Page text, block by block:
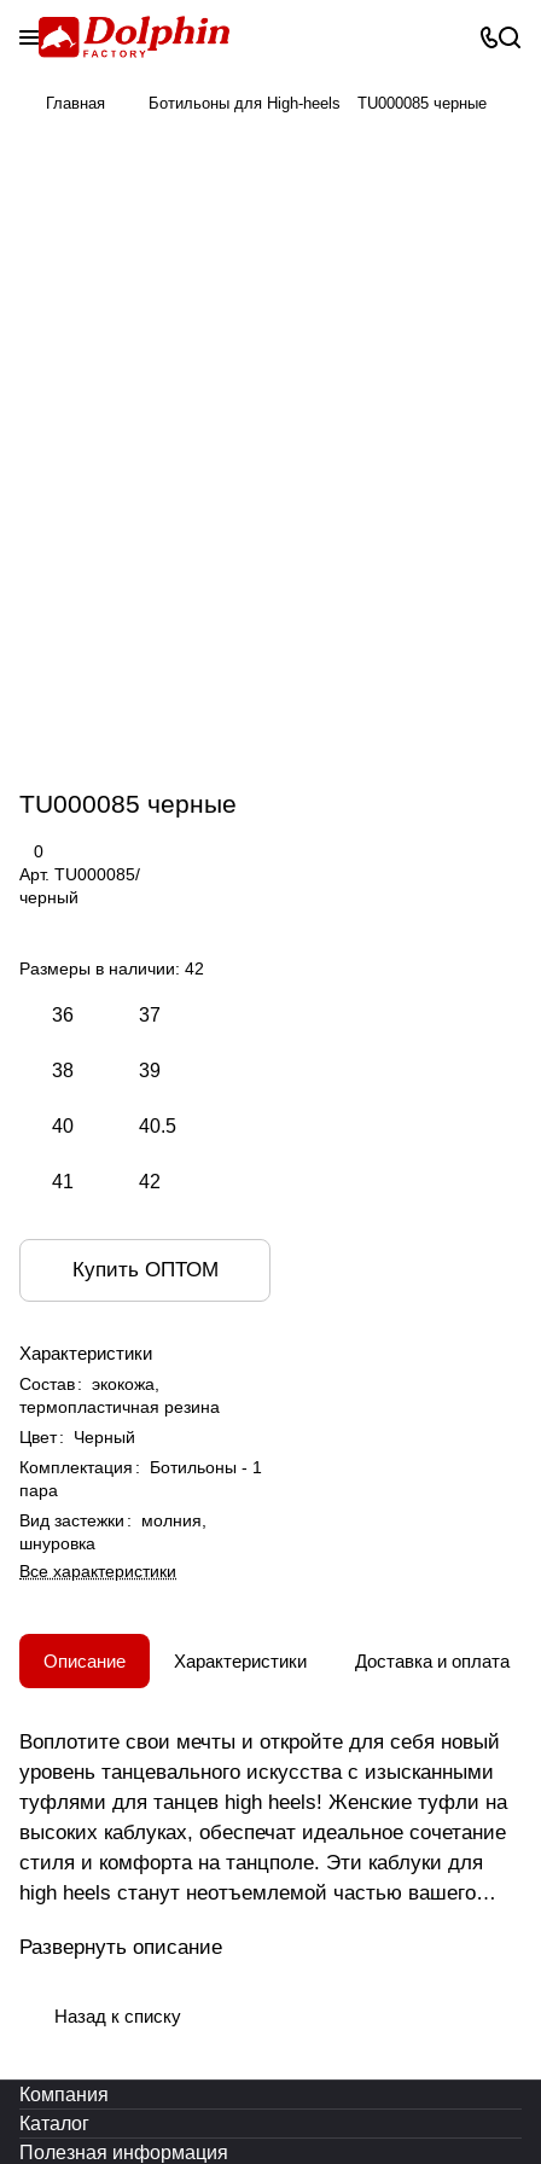
Главная Ботильоны для High-heels TU000085 черные
TU000085 черные
0
Арт. TU000085/
черный
Размеры в наличии: 42
36 37
38 39
40 40.5
41 42
Купить ОПТОМ
Характеристики
Состав: экокожа,
термопластичная резина
Цвет:
Черный
Комплектация :
Ботильоны - 1
пара
Вид застежки :
молния,
шнуровка
Все характеристики
Описание Характеристики Доставка и оплата
Воплотите свои мечты и откройте для себя новый
уровень танцевального искусства с изысканными
туфлями для танцев high heels! Женские туфли на
высоких каблуках, обеспечат идеальное сочетание
стиля и комфорта на танцполе. Эти каблуки для
high heels станут неотъемлемой частью вашего
уверенно в каждом движении. Выполненные из
подарят вам непревзойденное удобство даже при
фокусироваться на исполнении танца. Материалы,
используемые при производстве, проходят строгий
Развернуть описание
Назад к списку
Компания
Каталог
Полезная информация